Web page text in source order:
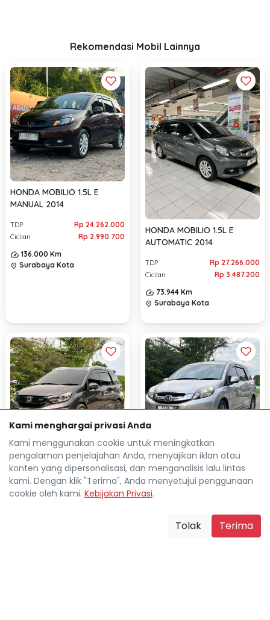
Rekomendasi Mobil Lainnya
HONDA MOBILIO 1.5L E
MANUAL 2014
TDP Rp 24.262.000
Cicilan
Rp 2.990.700
136.000 Km
location_on Surabaya Kota
HONDA MOBILIO 1.5L E
AUTOMATIC 2014
TDP Rp 27.266.000
Cicilan
Rp 3.487.200
73.944 Km
location_on Surabaya Kota
HONDA MOBILIO 1.5L RS
AUTOMATIC 2019
TDP Rp 31.434.800
HONDA MOBILIO 1.5L E
PRESTIGE AUTOMATIC 2014
TDP
124.000 Km
Kami menghargai privasi Anda
Kami menggunakan cookie untuk meningkatkan
pengalaman penjelajahan Anda, menyajikan iklan atau
konten yang dipersonalisasi, dan menganalisis lalu lintas
kami. Dengan klik "Terima", Anda menyetujui penggunaan
cookie oleh kami. Kebijakan Privasi.
Tolak Terima